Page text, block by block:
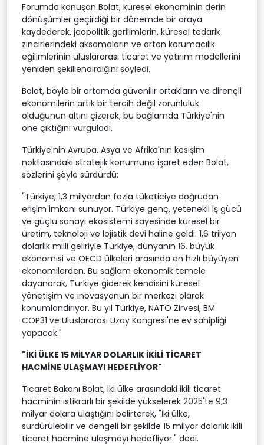
Forumda konuşan Bolat, küresel ekonominin derin
dönüşümler geçirdiği bir dönemde bir araya
kaydederek, jeopolitik gerilimlerin, küresel tedarik
zincirlerindeki aksamaların ve artan korumacılık
eğilimlerinin uluslararası ticaret ve yatırım modellerini
yeniden şekillendirdiğini söyledi.
Bolat, böyle bir ortamda güvenilir ortakların ve dirençli
ekonomilerin artık bir tercih değil zorunluluk
olduğunun altını çizerek, bu bağlamda Türkiye'nin
öne çıktığını vurguladı.
Türkiye'nin Avrupa, Asya ve Afrika'nın kesişim
noktasındaki stratejik konumuna işaret eden Bolat,
sözlerini şöyle sürdürdü:
"Türkiye, 1,3 milyardan fazla tüketiciye doğrudan
erişim imkanı sunuyor. Türkiye genç, yetenekli iş gücü
ve güçlü sanayi ekosistemi sayesinde küresel bir
üretim, teknoloji ve lojistik devi haline geldi. 1,6 trilyon
dolarlık milli geliriyle Türkiye, dünyanın 16. büyük
ekonomisi ve OECD ülkeleri arasında en hızlı büyüyen
ekonomilerden. Bu sağlam ekonomik temele
dayanarak, Türkiye giderek kendisini küresel
yönetişim ve inovasyonun bir merkezi olarak
konumlandırıyor. Bu yıl Türkiye, NATO Zirvesi, BM
COP31 ve Uluslararası Uzay Kongresi'ne ev sahipliği
yapacak."
"İKİ ÜLKE 15 MİLYAR DOLARLIK İKİLİ TİCARET
HACMİNE ULAŞMAYI HEDEFLİYOR"
Ticaret Bakanı Bolat, iki ülke arasındaki ikili ticaret
hacminin istikrarlı bir şekilde yükselerek 2025'te 9,3
milyar dolara ulaştığını belirterek, "İki ülke,
sürdürülebilir ve dengeli bir şekilde 15 milyar dolarlık ikili
ticaret hacmine ulaşmayı hedefliyor." dedi.